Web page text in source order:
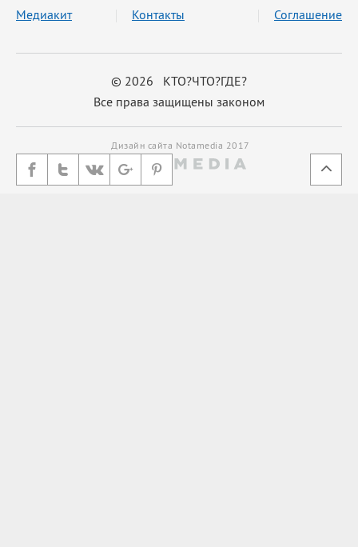
© 2026 КТО?ЧТО?ГДЕ?
Все права защищены законом
Медиакит Контакты Соглашение
Дизайн сайта Notamedia 2017